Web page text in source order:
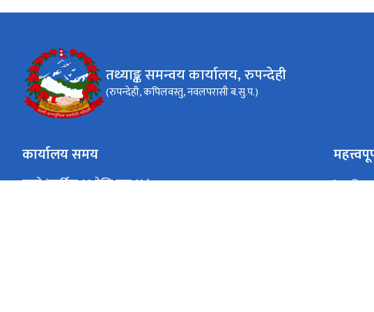
तथ्याङ्क समन्वय कार्यालय, रुपन्देही
(रुपन्देही, कपिलवस्तु, नवलपरासी ब.सु.प.)
कार्यालय समय
जाडो (कार्तिक १६ देखि माघ १५)